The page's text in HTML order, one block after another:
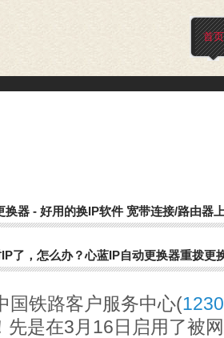
首页
换器 - 好用的换IP软件 宽带连接/路由器
了，怎么办？心蓝IP自动更换器重拨更
铁路客户服务中心(
先是在3月16日启用了被